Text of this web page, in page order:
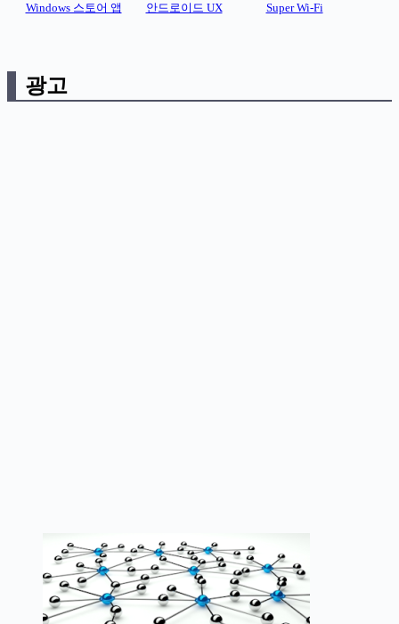
Windows 스토어 앱 안드로이드 UX Super Wi-Fi
광고